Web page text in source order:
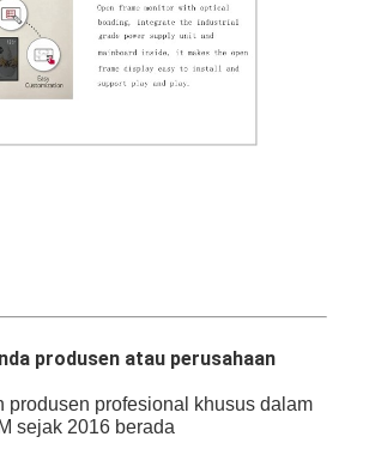
produsen atau perusahaan
produsen profesional khusus dalam
sejak 2016 berada